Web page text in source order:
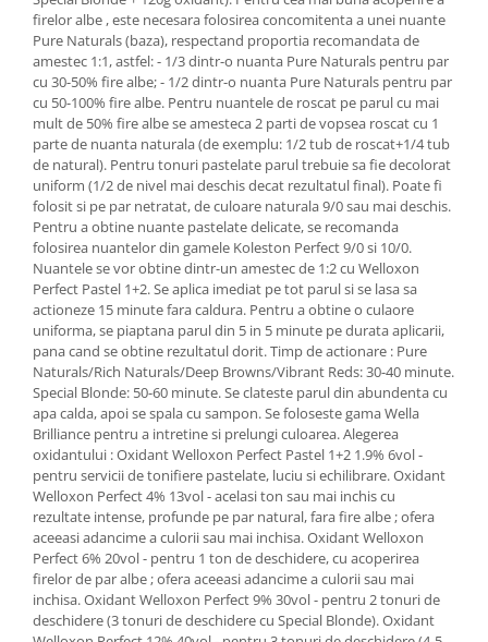
firelor albe , este necesara folosirea concomitenta a unei nuante
Pure Naturals (baza), respectand proportia recomandata de
amestec 1:1, astfel: - 1/3 dintr-o nuanta Pure Naturals pentru par
cu 30-50% fire albe; - 1/2 dintr-o nuanta Pure Naturals pentru par
cu 50-100% fire albe. Pentru nuantele de roscat pe parul cu mai
mult de 50% fire albe se amesteca 2 parti de vopsea roscat cu 1
parte de nuanta naturala (de exemplu: 1/2 tub de roscat+1/4 tub
de natural). Pentru tonuri pastelate parul trebuie sa fie decolorat
uniform (1/2 de nivel mai deschis decat rezultatul final). Poate fi
folosit si pe par netratat, de culoare naturala 9/0 sau mai deschis.
Pentru a obtine nuante pastelate delicate, se recomanda
folosirea nuantelor din gamele Koleston Perfect 9/0 si 10/0.
Nuantele se vor obtine dintr-un amestec de 1:2 cu Welloxon
Perfect Pastel 1+2. Se aplica imediat pe tot parul si se lasa sa
actioneze 15 minute fara caldura. Pentru a obtine o culaore
uniforma, se piaptana parul din 5 in 5 minute pe durata aplicarii,
pana cand se obtine rezultatul dorit. Timp de actionare : Pure
Naturals/Rich Naturals/Deep Browns/Vibrant Reds: 30-40 minute.
Special Blonde: 50-60 minute. Se clateste parul din abundenta cu
apa calda, apoi se spala cu sampon. Se foloseste gama Wella
Brilliance pentru a intretine si prelungi culoarea. Alegerea
oxidantului : Oxidant Welloxon Perfect Pastel 1+2 1.9% 6vol -
pentru servicii de tonifiere pastelate, luciu si echilibrare. Oxidant
Welloxon Perfect 4% 13vol - acelasi ton sau mai inchis cu
rezultate intense, profunde pe par natural, fara fire albe ; ofera
aceeasi adancime a culorii sau mai inchisa. Oxidant Welloxon
Perfect 6% 20vol - pentru 1 ton de deschidere, cu acoperirea
firelor de par albe ; ofera aceeasi adancime a culorii sau mai
inchisa. Oxidant Welloxon Perfect 9% 30vol - pentru 2 tonuri de
deschidere (3 tonuri de deschidere cu Special Blonde). Oxidant